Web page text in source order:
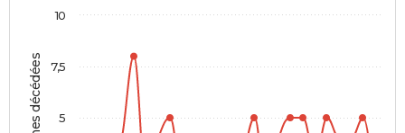
10
5
7,5